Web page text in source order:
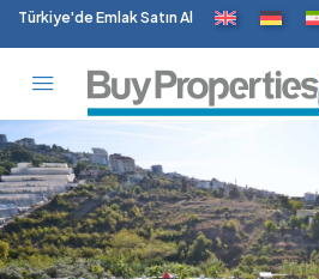
Türkiye'de Emlak Satın Al